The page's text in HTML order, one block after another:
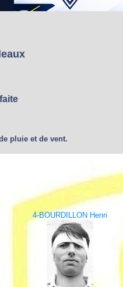
pluie et de vent.
4-BOURDILLON Henri